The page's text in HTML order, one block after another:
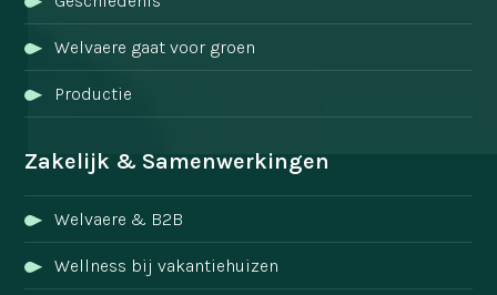
Welvaere gaat voor groen
Productie
Zakelijk & Samenwerkingen
Welvaere & B2B
Wellness bij vakantiehuizen